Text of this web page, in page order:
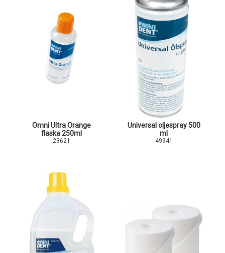
Omni Ultra Orange
flaska 250ml
23621
Universal oljespray 500
ml
49941